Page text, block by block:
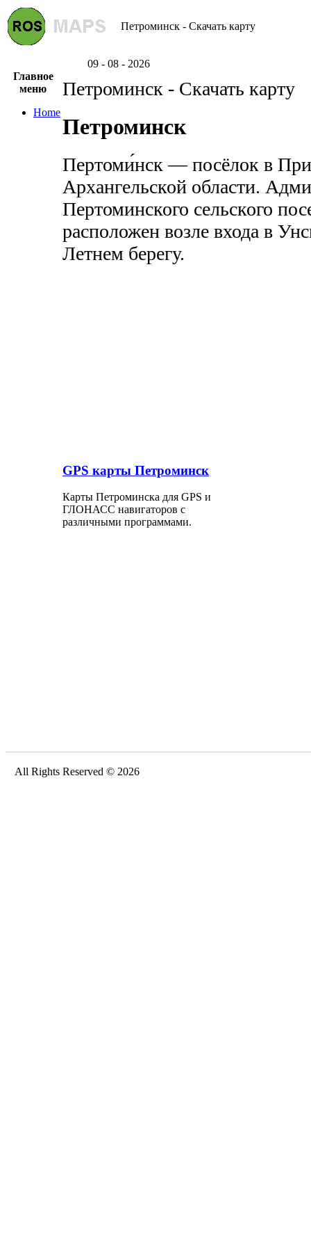
Петроминск - Скачать карту
09 - 08 - 2026
Главное
меню
Home
Петроминск - Скачать карту
Петроминск
Пертоми́нск — посёлок в
Архангельской области.
Пертоминского сельского
расположен возле входа в
Летнем берегу.
GPS карты Петроминск
Карты Петроминска для GPS и
ГЛОНАСС навигаторов с
различными программами.
All Rights Reserved © 2026